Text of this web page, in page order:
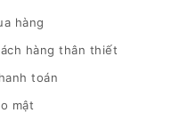
hàng
hàng thân thiết
toán
mật